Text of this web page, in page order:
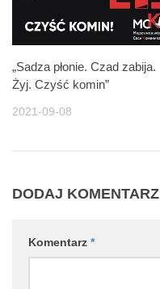
„Sadza płonie. Czad zabija.
Żyj. Czyść komin”
2021-09-08
DODAJ KOMENTARZ
Komentarz *